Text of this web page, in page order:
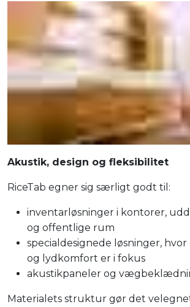
Akustik, design og fleksibilitet
RiceTab egner sig særligt godt til:
inventarløsninger i kontorer,
og offentlige rum
specialdesignede løsninger,
og lydkomfort er i fokus
akustikpaneler og
Materialets struktur gør det